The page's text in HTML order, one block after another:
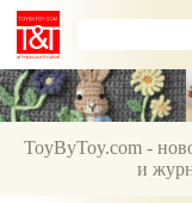
ToyByToy.com -
и